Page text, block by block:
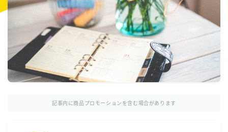
記事内に商品プロモーションを含む場合があります